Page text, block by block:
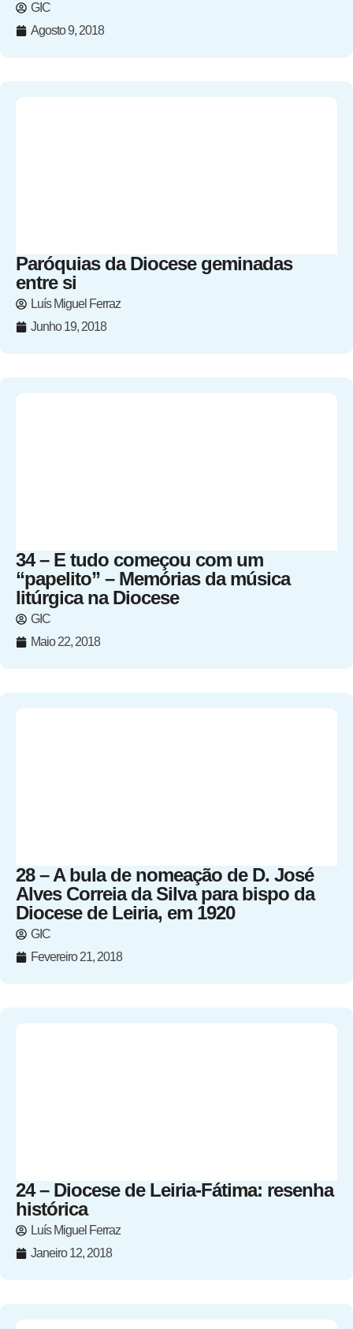
GIC
Agosto 9, 2018
Paróquias da Diocese geminadas
entre si
Luís Miguel Ferraz
Junho 19, 2018
34 – E tudo começou com um
“papelito” – Memórias da música
litúrgica na Diocese
GIC
Maio 22, 2018
28 – A bula de nomeação de D. José
Alves Correia da Silva para bispo da
Diocese de Leiria, em 1920
GIC
Fevereiro 21, 2018
24 – Diocese de Leiria-Fátima: resenha
histórica
Luís Miguel Ferraz
Janeiro 12, 2018